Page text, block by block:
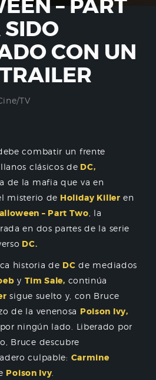
– PART
CON UN
TV
combatir un frente
clásicos de DC,
de la mafia que va en
misterio de Holiday Killer en
– Part Two , la
en dos partes de la serie
DC.
historia de DC de mediados
y Tim Sale, continúa
sigue suelto y, con Bruce
de la venenosa Poison Ivy,
ningún lado. Liberado por
Bruce descubre
culpable: Carmine
Poison Ivy